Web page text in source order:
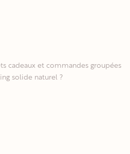
cadeaux et commandes groupées
solide naturel ?